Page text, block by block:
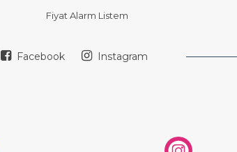
Fiyat Alarm Listem
Facebook Instagram